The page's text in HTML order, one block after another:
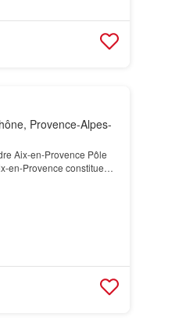
Provence-Alpes-
Aix-en-Provence Pôle
en-Provence constitue